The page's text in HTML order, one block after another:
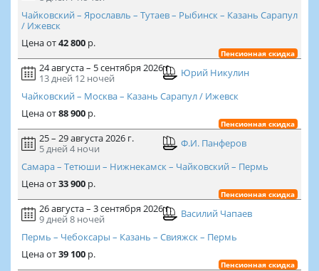
Чайковский – Ярославль – Тутаев – Рыбинск – Казань Сарапул
/ Ижевск
Ценаот42 800р.
Пенсионная скидка
24 августа – 5 сентября 2026 г.
13 дней 12 ночей
Юрий Никулин
Чайковский – Москва – Казань Сарапул / Ижевск
Ценаот88 900р.
Пенсионная скидка
25 – 29 августа 2026 г.
5 дней 4 ночи
Ф.И. Панферов
Самара – Тетюши – Нижнекамск – Чайковский – Пермь
Ценаот33 900р.
Пенсионная скидка
26 августа – 3 сентября 2026 г.
9 дней 8 ночей
Василий Чапаев
Пермь – Чебоксары – Казань – Свияжск – Пермь
Ценаот39 100р.
Пенсионная скидка